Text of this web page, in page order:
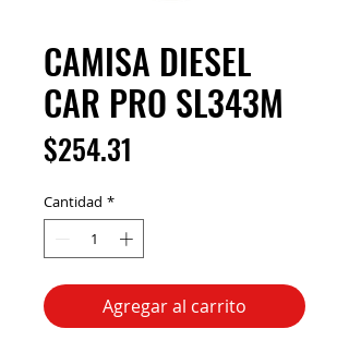
CAMISA DIESEL
CAR PRO SL343M
$254.31
Cantidad *
Agregar al carrito